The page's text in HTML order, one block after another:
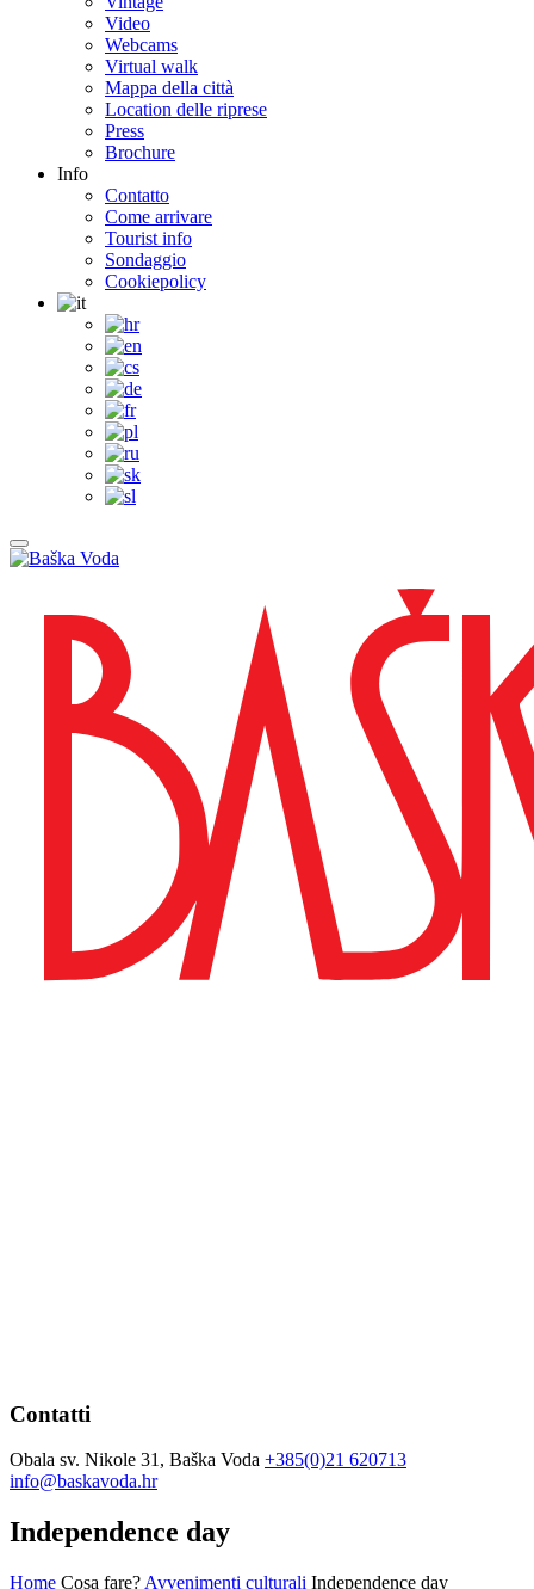
Video
Webcams
Virtual walk
Mappa della città
Location delle riprese
Press
Brochure
Info
Contatto
Come arrivare
Tourist info
Sondaggio
Cookiepolicy
Contatti
Obala sv. Nikole 31, Baška Voda +385(0)21 620713
info@baskavoda.hr
Independence day
Home Cosa fare? Avvenimenti culturali Independence day